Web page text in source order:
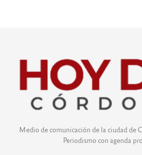
Medio de comunicación de la ciudad de
Periodismo con agenda